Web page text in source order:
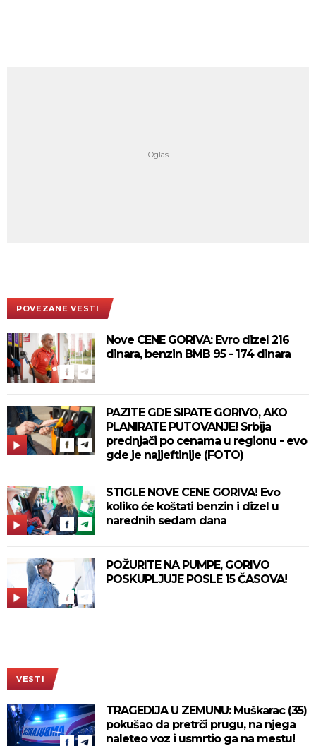
POVEZANE VESTI
Nove CENE GORIVA: Evro dizel 216
dinara, benzin BMB 95 - 174 dinara
PAZITE GDE SIPATE GORIVO, AKO
PLANIRATE PUTOVANJE! Srbija
prednjači po cenama u regionu - evo
gde je najjeftinije (FOTO)
STIGLE NOVE CENE GORIVA! Evo
koliko će koštati benzin i dizel u
narednih sedam dana
POŽURITE NA PUMPE, GORIVO
POSKUPLJUJE POSLE 15 ČASOVA!
VESTI
TRAGEDIJA U ZEMUNU: Muškarac (35)
pokušao da pretrči prugu, na njega
naleteo voz i usmrtio ga na mestu!